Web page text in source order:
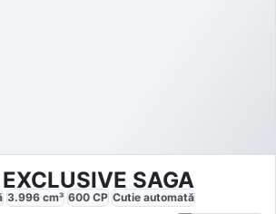
SAGA
3.996 cm³ 600 CP Cutie automată